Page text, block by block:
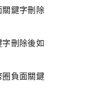
關鍵字刪除
刪除後如
圈負面關鍵